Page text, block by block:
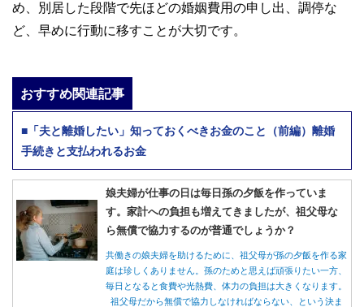
め、別居した段階で先ほどの婚姻費用の申し出、調停な
ど、早めに行動に移すことが大切です。
おすすめ関連記事
■「夫と離婚したい」知っておくべきお金のこと（前編）離婚
手続きと支払われるお金
娘夫婦が仕事の日は毎日孫の夕飯を作っていま
す。家計への負担も増えてきましたが、祖父母な
ら無償で協力するのが普通でしょうか？
共働きの娘夫婦を助けるために、祖父母が孫の夕飯を作る家
庭は珍しくありません。孫のためと思えば頑張りたい一方、
毎日となると食費や光熱費、体力の負担は大きくなります。
祖父母だから無償で協力しなければならない、という決ま